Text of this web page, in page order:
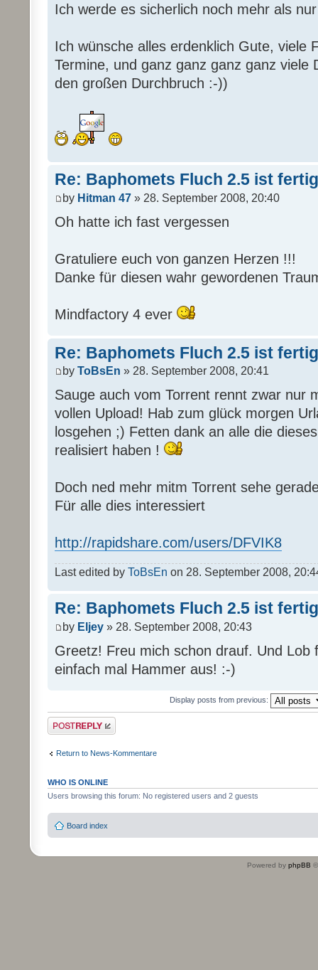
Ich werde es sicherlich noch mehr als
Ich wünsche alles erdenklich Gute, viele
Termine, und ganz ganz ganz ganz viele
den großen Durchbruch :-))
Re: Baphomets Fluch 2.5 ist fertig
by Hitman 47 » 28. September 2008, 20:40
Oh hatte ich fast vergessen
Gratuliere euch von ganzen Herzen !!!
Danke für diesen wahr gewordenen
Mindfactory 4 ever
Re: Baphomets Fluch 2.5 ist fertig
by ToBsEn » 28. September 2008, 20:41
Sauge auch vom Torrent rennt zwar nur
vollen Upload! Hab zum glück morgen
losgehen ;) Fetten dank an alle die
realisiert haben !
Doch ned mehr mitm Torrent sehe
Für alle dies interessiert
http://rapidshare.com/users/DFVIK8
Last edited by ToBsEn on 28. September 2008,
Re: Baphomets Fluch 2.5 ist fertig
by Eljey » 28. September 2008, 20:43
Greetz! Freu mich schon drauf. Und Lob
einfach mal Hammer aus! :-)
Display posts from previous:
Post a reply
Return to News-Kommentare
WHO IS ONLINE
Users browsing this forum: No registered users and 2 guests
Board index
Powered by phpBB